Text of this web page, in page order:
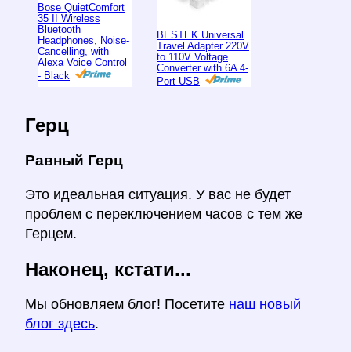
Bose QuietComfort
35 II Wireless
Bluetooth
Headphones, Noise-
Cancelling, with
Alexa Voice Control
- Black
BESTEK Universal
Travel Adapter 220V
to 110V Voltage
Converter with 6A 4-
Port USB
Герц
Равный Герц
Это идеальная ситуация. У вас не будет
проблем с переключением часов с тем же
Герцем.
Наконец, кстати...
Мы обновляем блог! Посетите наш новый
блог здесь.